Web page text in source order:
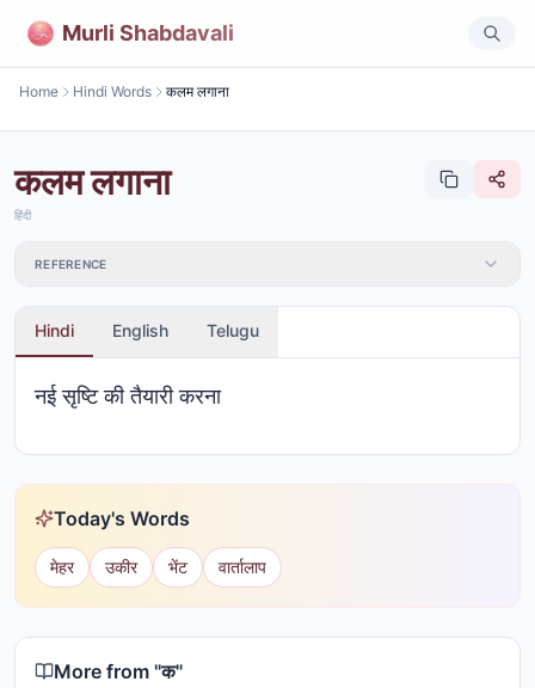
Murli Shabdavali
Home Hindi Words कलम लगाना
कलम लगाना
हिंदी
REFERENCE
Hindi English Telugu
नई सृष्टि की तैयारी करना
Today's Words
मेहर उकीर भेंट वार्तालाप
More from "क"